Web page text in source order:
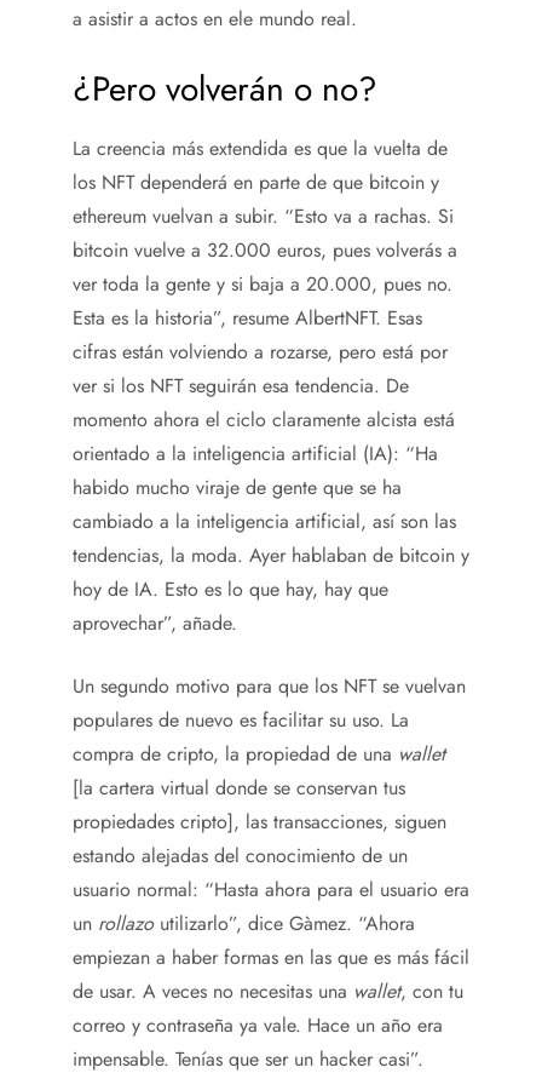
a asistir a actos en ele mundo real.
¿Pero volverán o no?
La creencia más extendida es que la vuelta de
los NFT dependerá en parte de que bitcoin y
ethereum vuelvan a subir. “Esto va a rachas. Si
bitcoin vuelve a 32.000 euros, pues volverás a
ver toda la gente y si baja a 20.000, pues no.
Esta es la historia”, resume AlbertNFT. Esas
cifras están volviendo a rozarse, pero está por
ver si los NFT seguirán esa tendencia. De
momento ahora el ciclo claramente alcista está
orientado a la inteligencia artificial (IA): “Ha
habido mucho viraje de gente que se ha
cambiado a la inteligencia artificial, así son las
tendencias, la moda. Ayer hablaban de bitcoin y
hoy de IA. Esto es lo que hay, hay que
aprovechar”, añade.
Un segundo motivo para que los NFT se vuelvan
populares de nuevo es facilitar su uso. La
compra de cripto, la propiedad de una wallet
[la cartera virtual donde se conservan tus
propiedades cripto], las transacciones, siguen
estando alejadas del conocimiento de un
usuario normal: “Hasta ahora para el usuario era
un rollazoutilizarlo”, dice Gàmez. “Ahora
empiezan a haber formas en las que es más fácil
de usar. A veces no necesitas una wallet, con tu
correo y contraseña ya vale. Hace un año era
impensable. Tenías que ser un hacker casi”.